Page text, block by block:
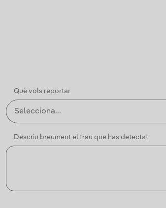
Què vols reportar
Descriu breument el frau que has detectat